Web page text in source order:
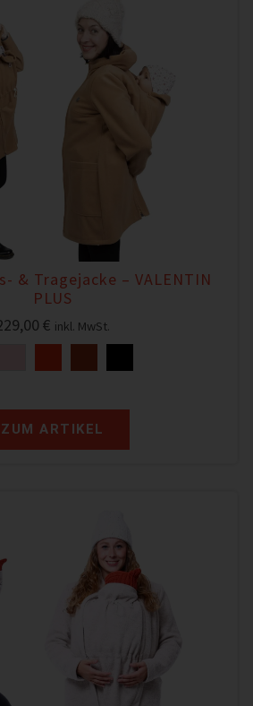
& Tragejacke – VALENTIN
PLUS
€ inkl. MwSt.
ZUM ARTIKEL